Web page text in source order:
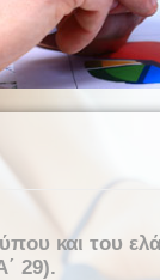
και του
29).